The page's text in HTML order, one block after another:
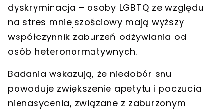
dyskryminacja – osoby LGBTQ ze względu
na stres mniejszościowy mają wyższy
współczynnik zaburzeń odżywiania od
osób heteronormatywnych.
Badania wskazują, że niedobór snu
powoduje zwiększenie apetytu i poczucia
nienasycenia, związane z zaburzonym